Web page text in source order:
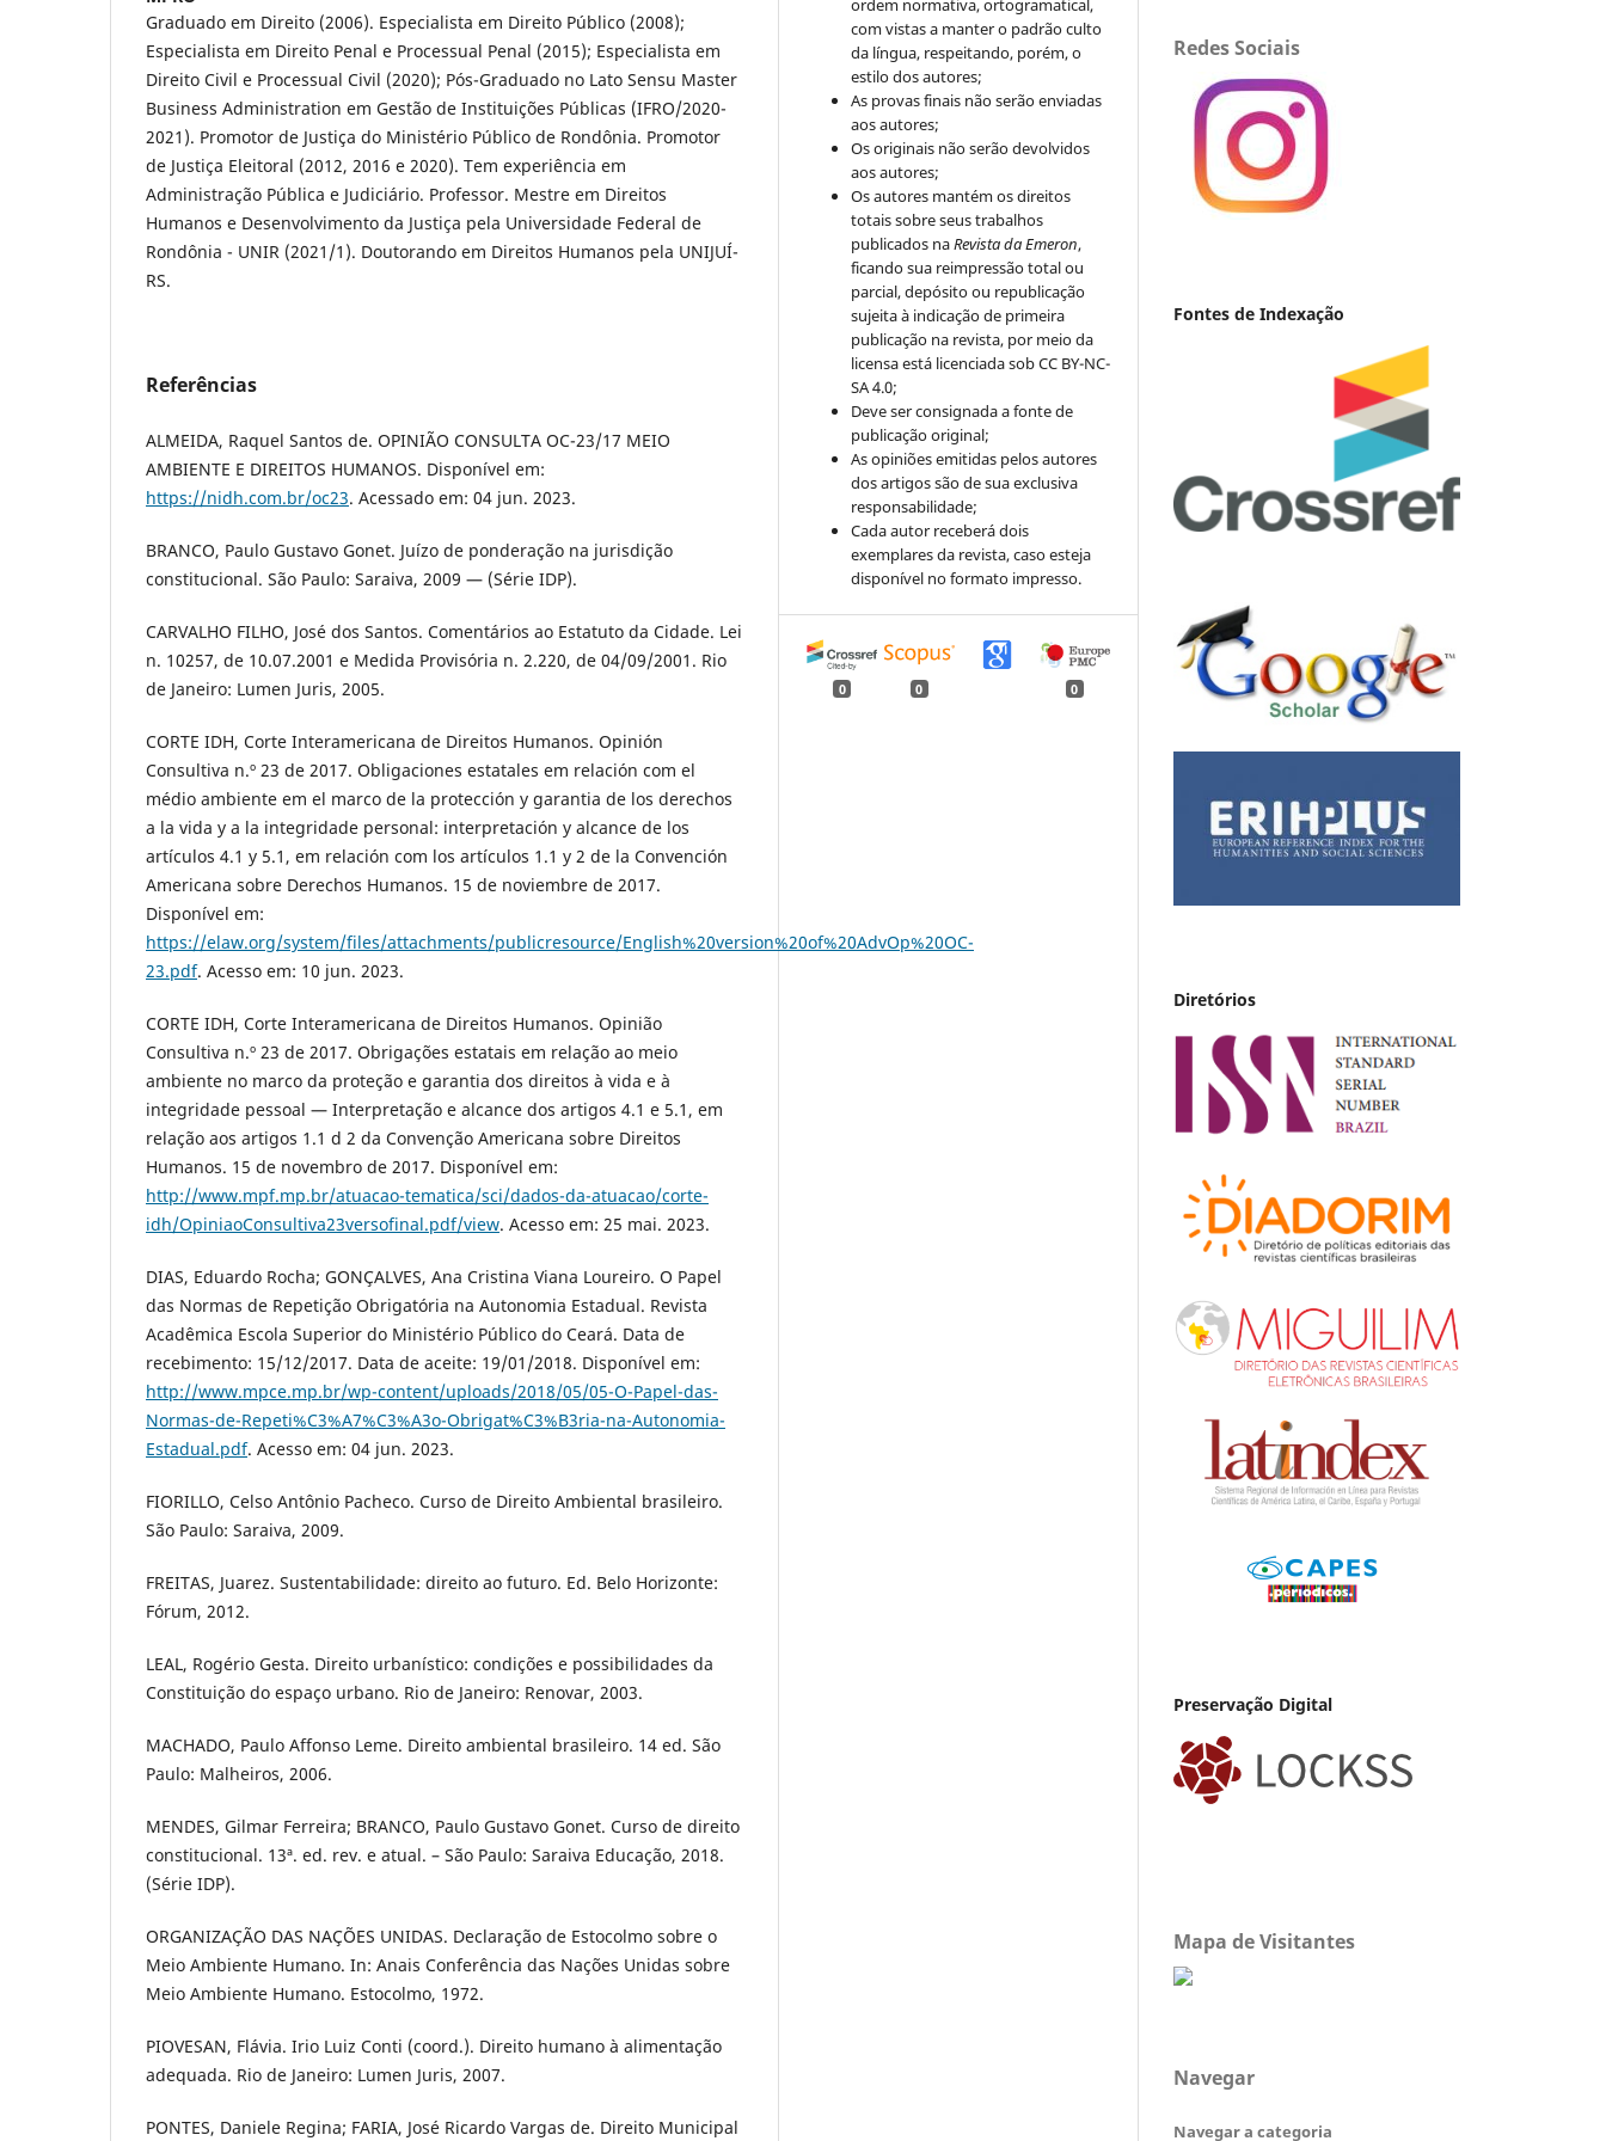
Graduado em Direito (2006). Especialista em Direito Público (2008);
Especialista em Direito Penal e Processual Penal (2015); Especialista em
Direito Civil e Processual Civil (2020); Pós-Graduado no Lato Sensu Master
Business Administration em Gestão de Instituições Públicas (IFRO/2020-
2021). Promotor de Justiça do Ministério Público de Rondônia. Promotor
de Justiça Eleitoral (2012, 2016 e 2020). Tem experiência em
Administração Pública e Judiciário. Professor. Mestre em Direitos
Humanos e Desenvolvimento da Justiça pela Universidade Federal de
Rondônia - UNIR (2021/1). Doutorando em Direitos Humanos pela UNIJUÍ-
RS.
Referências
ALMEIDA, Raquel Santos de. OPINIÃO CONSULTA OC-23/17 MEIO
AMBIENTE E DIREITOS HUMANOS. Disponível em:
https://nidh.com.br/oc23. Acessado em: 04 jun. 2023.
BRANCO, Paulo Gustavo Gonet. Juízo de ponderação na jurisdição
constitucional. São Paulo: Saraiva, 2009 — (Série IDP).
CARVALHO FILHO, José dos Santos. Comentários ao Estatuto da Cidade. Lei
n. 10257, de 10.07.2001 e Medida Provisória n. 2.220, de 04/09/2001. Rio
de Janeiro: Lumen Juris, 2005.
CORTE IDH, Corte Interamericana de Direitos Humanos. Opinión
Consultiva n.º 23 de 2017. Obligaciones estatales em relación com el
médio ambiente em el marco de la protección y garantia de los derechos
a la vida y a la integridade personal: interpretación y alcance de los
artículos 4.1 y 5.1, em relación com los artículos 1.1 y 2 de la Convención
Americana sobre Derechos Humanos. 15 de noviembre de 2017.
Disponível em:
https://elaw.org/system/files/attachments/publicresource/English%20version%20of%20AdvOp%20OC-
23.pdf. Acesso em: 10 jun. 2023.
CORTE IDH, Corte Interamericana de Direitos Humanos. Opinião
Consultiva n.º 23 de 2017. Obrigações estatais em relação ao meio
ambiente no marco da proteção e garantia dos direitos à vida e à
integridade pessoal — Interpretação e alcance dos artigos 4.1 e 5.1, em
relação aos artigos 1.1 d 2 da Convenção Americana sobre Direitos
Humanos. 15 de novembro de 2017. Disponível em:
http://www.mpf.mp.br/atuacao-tematica/sci/dados-da-atuacao/corte-
idh/OpiniaoConsultiva23versofinal.pdf/view. Acesso em: 25 mai. 2023.
DIAS, Eduardo Rocha; GONÇALVES, Ana Cristina Viana Loureiro. O Papel
das Normas de Repetição Obrigatória na Autonomia Estadual. Revista
Acadêmica Escola Superior do Ministério Público do Ceará. Data de
recebimento: 15/12/2017. Data de aceite: 19/01/2018. Disponível em:
http://www.mpce.mp.br/wp-content/uploads/2018/05/05-O-Papel-das-
Normas-de-Repeti%C3%A7%C3%A3o-Obrigat%C3%B3ria-na-Autonomia-
Estadual.pdf. Acesso em: 04 jun. 2023.
FIORILLO, Celso Antônio Pacheco. Curso de Direito Ambiental brasileiro.
São Paulo: Saraiva, 2009.
FREITAS, Juarez. Sustentabilidade: direito ao futuro. Ed. Belo Horizonte:
Fórum, 2012.
LEAL, Rogério Gesta. Direito urbanístico: condições e possibilidades da
Constituição do espaço urbano. Rio de Janeiro: Renovar, 2003.
MACHADO, Paulo Affonso Leme. Direito ambiental brasileiro. 14 ed. São
Paulo: Malheiros, 2006.
MENDES, Gilmar Ferreira; BRANCO, Paulo Gustavo Gonet. Curso de direito
constitucional. 13ª. ed. rev. e atual. – São Paulo: Saraiva Educação, 2018.
(Série IDP).
ORGANIZAÇÃO DAS NAÇÕES UNIDAS. Declaração de Estocolmo sobre o
Meio Ambiente Humano. In: Anais Conferência das Nações Unidas sobre
Meio Ambiente Humano. Estocolmo, 1972.
PIOVESAN, Flávia. Irio Luiz Conti (coord.). Direito humano à alimentação
adequada. Rio de Janeiro: Lumen Juris, 2007.
PONTES, Daniele Regina; FARIA, José Ricardo Vargas de. Direito Municipal
ordem normativa, ortogramatical,
com vistas a manter o padrão culto
da língua, respeitando, porém, o
estilo dos autores;
As provas finais não serão enviadas
aos autores;
Os originais não serão devolvidos
aos autores;
Os autores mantém os direitos
totais sobre seus trabalhos
publicados naRevista da Emeron,
ficando sua reimpressão total ou
parcial, depósito ou republicação
sujeita à indicação de primeira
publicação na revista, por meio da
licensa está licenciada sob CC BY-NC-
SA 4.0;
Deve ser consignada a fonte de
publicação original;
As opiniões emitidas pelos autores
dos artigos são de sua exclusiva
responsabilidade;
Cada autor receberá dois
exemplares da revista, caso esteja
disponível no formato impresso.
0 0 0
Redes Sociais
Fontes de Indexação
Diretórios
Preservação Digital
Mapa de Visitantes
Navegar
Navegar a categoria